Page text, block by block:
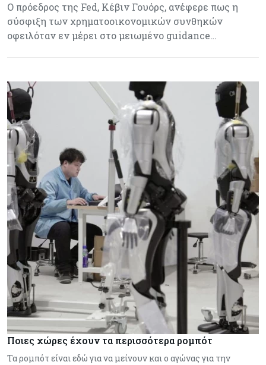
Ο πρόεδρος της Fed, Κέβιν Γουόρς, ανέφερε πως η
σύσφιξη των χρηματοοικονομικών συνθηκών
οφειλόταν εν μέρει στο μειωμένο guidance…
Ποιες χώρες έχουν τα περισσότερα ρομπότ
Τα ρομπότ είναι εδώ για να μείνουν και ο αγώνας για την